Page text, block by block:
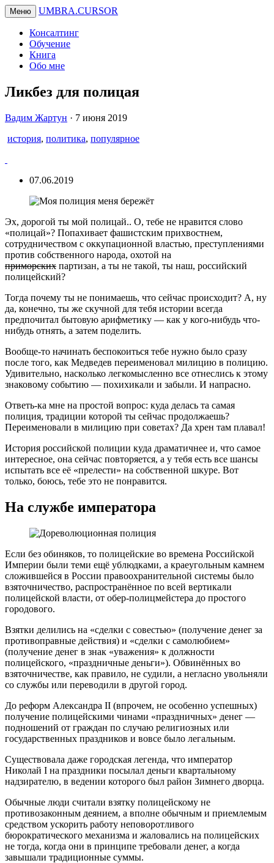
Меню UMBRA.CURSOR
Консалтинг
Обучение
Книга
Обо мне
Ликбез для полицая
Вадим
Вадим Жартун · 7 июня 2019
история, политика, популярное
07.06.2019
Эх, дорогой ты мой полицай.. О, тебе не нравится слово
«полицай»? Попахивает фашистским прихвостнем,
сотрудничеством с оккупационной властью, преступлениями
против собственного народа, охотой на
приморских партизан, а ты не такой, ты наш, российский
полицейский?
Тогда почему ты не понимаешь, что сейчас происходит? А, ну
да, конечно, ты же скучной для тебя истории всегда
предпочитал бытовую арифметику — как у кого-нибудь что-
нибудь отнять, а затем поделить.
Вообще-то начинать беспокоиться тебе нужно было сразу
после того, как Медведев переименовал милицию в полицию.
Удивительно, насколько легкомысленно все отнеслись к этому
знаковому событию — похихикали и забыли. И напрасно.
Ответь-ка мне на простой вопрос: куда делась та самая
полиция, традиции которой ты сейчас продолжаешь?
Переименовали в милицию при советах? Да хрен там плавал!
История российской полиции куда драматичнее и, что самое
интересное, она сейчас повторяется, а у тебя есть все шансы
испытать все её «прелести» на собственной шкуре. Вот
только, боюсь, тебе это не понравится.
На службе императора
Если без обиняков, то полицейские во времена Российской
Империи были теми ещё ублюдками, а краеугольным камнем
сложившейся в России правоохранительной системы было
взяточничество, распространённое по всей вертикали
полицейской власти, от обер-полицмейстера до простого
городового.
Взятки делились на «сделки с совестью» (получение денег за
противоправные действия) и «сделки с самолюбием»
(получение денег в знак «уважения» к должности
полицейского, «праздничные деньги»). Обвинённых во
взяточничестве, как правило, не судили, а негласно увольняли
со службы или переводили в другой город.
До реформ Александра II (впрочем, не особенно успешных)
получение полицейскими чинами «праздничных» денег —
подношений от граждан по случаю религиозных или
государственных праздников и вовсе было легальным.
Существовала даже городская легенда, что император
Николай I на праздники посылал деньги квартальному
надзирателю, в ведении которого был район Зимнего дворца.
Обычные люди считали взятку полицейскому не
противозаконным деянием, а вполне обычным и приемлемым
средством ускорить работу неповоротливого
бюрократического механизма и жаловались на полицейских
не тогда, когда они в принципе требовали денег, а когда
завышали традиционные суммы.